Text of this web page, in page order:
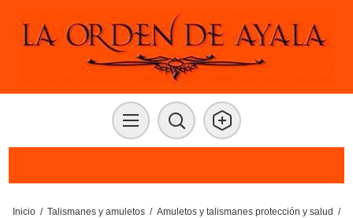
Inicio / Talismanes y amuletos / Amuletos y talismanes protección y salud /